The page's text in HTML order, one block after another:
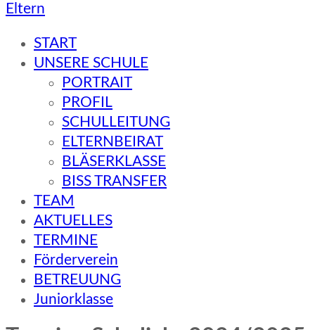
Eltern
START
UNSERE SCHULE
PORTRAIT
PROFIL
SCHULLEITUNG
ELTERNBEIRAT
BLÄSERKLASSE
BISS TRANSFER
TEAM
AKTUELLES
TERMINE
Förderverein
BETREUUNG
Juniorklasse